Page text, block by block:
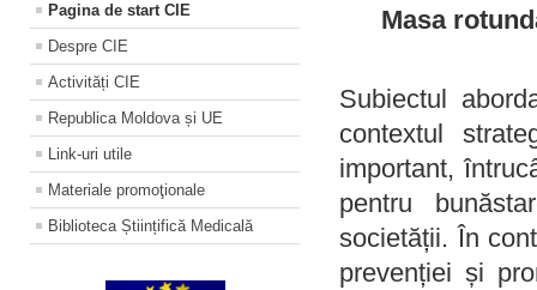
Pagina de start CIE
Despre CIE
Activități CIE
Republica Moldova și UE
Link-uri utile
Materiale promoţionale
Biblioteca Științifică Medicală
Masa
Subiectul
contextul
important,
pentru
societății. În
prevenției și